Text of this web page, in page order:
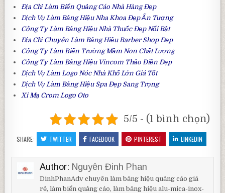
Địa Chỉ Làm Biển Quảng Cáo Nhà HàngĐẹp
Dịch Vụ Làm Bảng Hiệu Nha Khoa Đẹp Ấn Tượng
Công Ty Làm Bảng Hiệu Nhà ThuốcĐẹp Nổi Bật
Địa Chỉ Chuyên Làm Bảng Hiệu Barber ShopĐẹp
Công Ty Làm Biển Trường Mầm Non Chất Lượng
Công Ty Làm Bảng Hiệu Vincom Thảo Điền Đẹp
Dịch Vụ Làm Logo Nóc Nhà Khổ Lớn Giá Tốt
Dịch Vụ Làm Bảng Hiệu Spa Đẹp Sang Trọng
Xi Mạ Crom Logo Oto
5/5 - (1 bình chọn)
SHARE: TWITTER FACEBOOK PINTEREST LINKEDIN
Author: Nguyên Đinh Phan
DinhPhanAdv chuyên làm bảng hiệu quảng cáo giá
rẻ, làm biển quảng cáo, làm bảng hiệu alu-mica-inox-